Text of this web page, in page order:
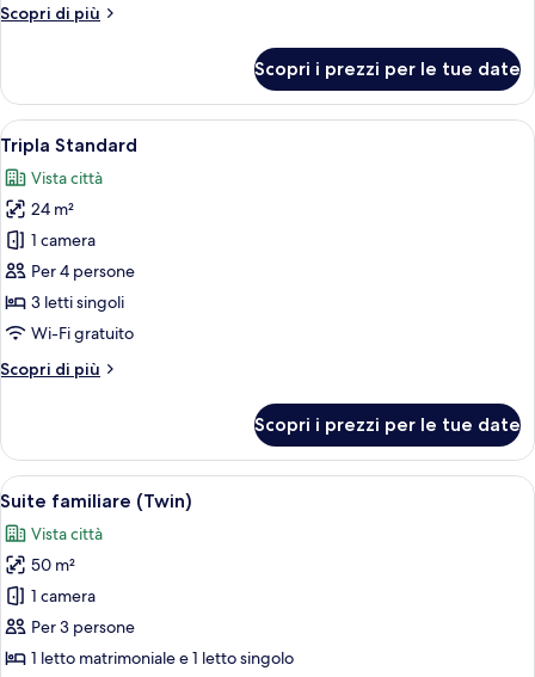
Scopri di più
Altri
familiare
(Kids)
Scopri i prezzi per le tue date
Apri
tutte
le
foto
per
Tripla
Standard
Camera d'albergo con due letti, una
5
Tripla Standard
Vista città
24 m²
1 camera
Per 4 persone
3 letti singoli
Wi-Fi gratuito
Scopri di più
Altri
Standard
Scopri i prezzi per le tue date
Apri
tutte
le
foto
per
Suite
familiare
Una moderna camera d'hotel con
8
Suite familiare (Twin)
Vista città
50 m²
1 camera
Per 3 persone
1 letto matrimoniale e 1 letto singolo